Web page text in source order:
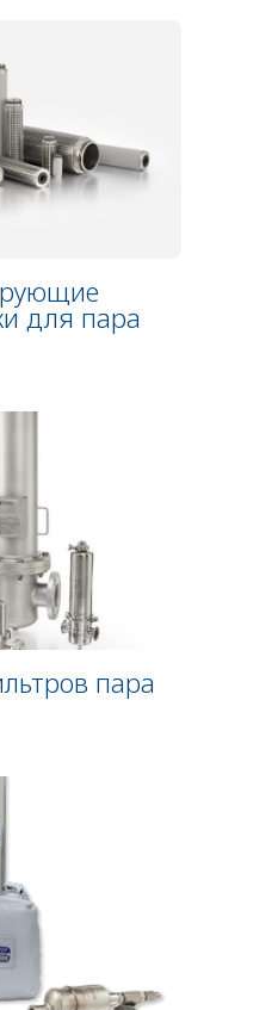
для пара
пара